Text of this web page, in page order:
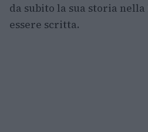
da subito la sua storia nella
essere scritta.